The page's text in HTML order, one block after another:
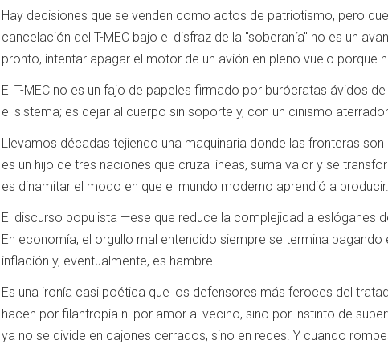
Hay decisiones que se venden como actos de patriotismo, pero
cancelación del T-MEC bajo el disfraz de la "soberanía" no es un
pronto, intentar apagar el motor de un avión en pleno vuelo porque
El T-MEC no es un fajo de papeles firmado por burócratas ávidos
el sistema; es dejar al cuerpo sin soporte y, con un cinismo
Llevamos décadas tejiendo una maquinaria donde las fronteras
es un hijo de tres naciones que cruza líneas, suma valor y se
es dinamitar el modo en que el mundo moderno aprendió a producir.
El discurso populista —ese que reduce la complejidad a eslóganes
En economía, el orgullo mal entendido siempre se termina
inflación y, eventualmente, es hambre.
Es una ironía casi poética que los defensores más feroces del
hacen por filantropía ni por amor al vecino, sino por instinto de
ya no se divide en cajones cerrados, sino en redes. Y cuando